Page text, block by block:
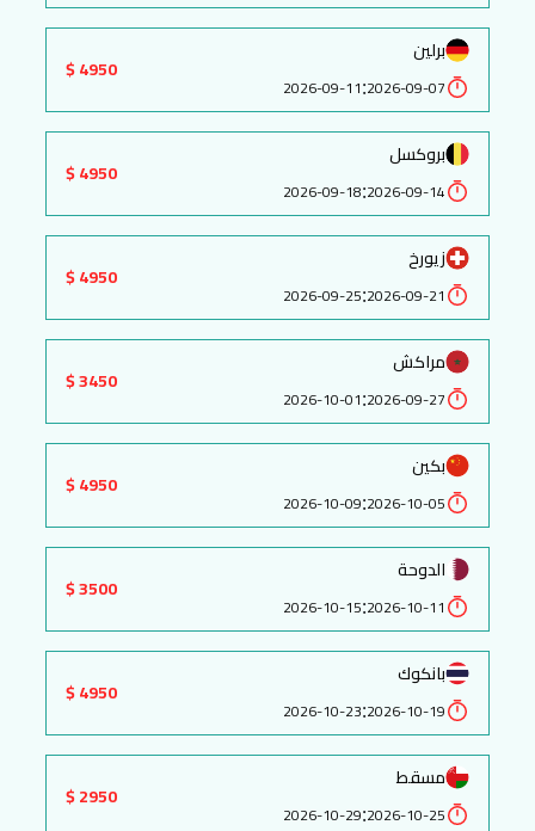
برلين
2026-09-07
:
2026-09-11
4950 $
بروكسل
2026-09-14
:
2026-09-18
4950 $
زيورخ
2026-09-21
:
2026-09-25
4950 $
مراكش
2026-09-27
:
2026-10-01
3450 $
بكين
2026-10-05
:
2026-10-09
4950 $
الدوحة
2026-10-11
:
2026-10-15
3500 $
بانكوك
2026-10-19
:
2026-10-23
4950 $
مسقط
2026-10-25
:
2026-10-29
2950 $